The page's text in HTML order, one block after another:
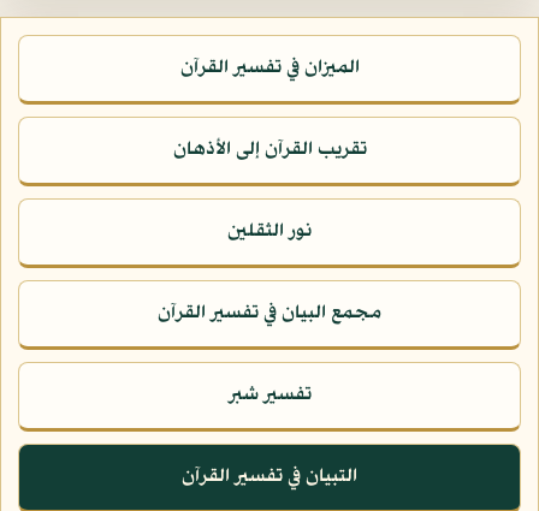
الميزان في تفسير القرآن
تقريب القرآن إلى الأذهان
نور الثقلين
مجمع البيان في تفسير القرآن
تفسير شبر
التبيان في تفسير القرآن